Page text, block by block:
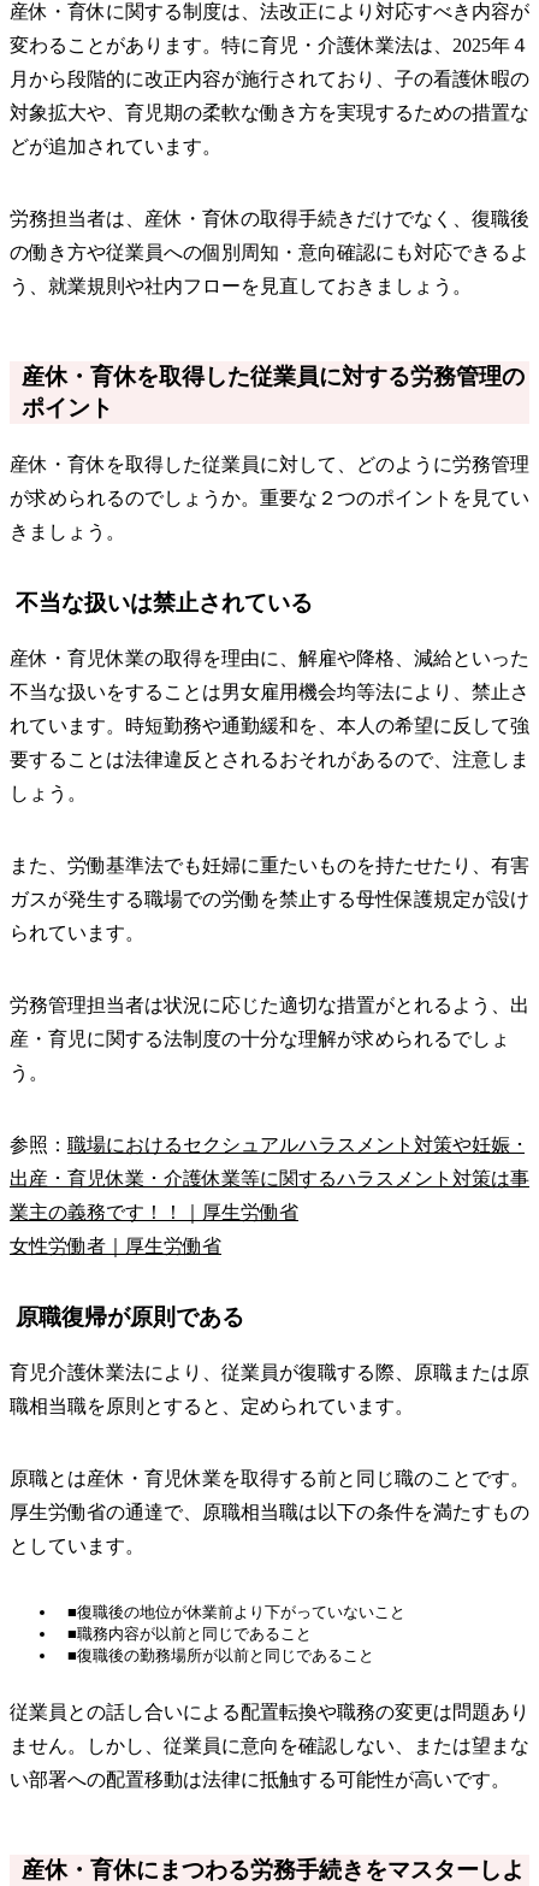
産休・育休に関する制度は、法改正により対応すべき内容が
変わることがあります。特に育児・介護休業法は、2025年４
月から段階的に改正内容が施行されており、子の看護休暇の
対象拡大や、育児期の柔軟な働き方を実現するための措置な
どが追加されています。
労務担当者は、産休・育休の取得手続きだけでなく、復職後
の働き方や従業員への個別周知・意向確認にも対応できるよ
う、就業規則や社内フローを見直しておきましょう。
産休・育休を取得した従業員に対する労務管理の
ポイント
産休・育休を取得した従業員に対して、どのように労務管理
が求められるのでしょうか。重要な２つのポイントを見てい
きましょう。
不当な扱いは禁止されている
産休・育児休業の取得を理由に、解雇や降格、減給といった
不当な扱いをすることは男女雇用機会均等法により、禁止さ
れています。時短勤務や通勤緩和を、本人の希望に反して強
要することは法律違反とされるおそれがあるので、注意しま
しょう。
また、労働基準法でも妊婦に重たいものを持たせたり、有害
ガスが発生する職場での労働を禁止する母性保護規定が設け
られています。
労務管理担当者は状況に応じた適切な措置がとれるよう、出
産・育児に関する法制度の十分な理解が求められるでしょ
う。
参照： 職場におけるセクシュアルハラスメント対策や妊娠 ･
出産 ･ 育児休業 ･ 介護休業等に関するハラスメント対策は事
業主の義務です！！｜厚生労働省
女性労働者｜厚生労働省
原職復帰が原則である
育児介護休業法により、従業員が復職する際、原職または原
職相当職を原則とすると、定められています。
原職とは産休・育児休業を取得する前と同じ職のことです。
厚生労働省の通達で、原職相当職は以下の条件を満たすもの
としています。
■復職後の地位が休業前より下がっていないこと
■職務内容が以前と同じであること
■復職後の勤務場所が以前と同じであること
従業員との話し合いによる配置転換や職務の変更は問題あり
ません。しかし、従業員に意向を確認しない、または望まな
い部署への配置移動は法律に抵触する可能性が高いです。
産休・育休にまつわる労務手続きをマスターしよ